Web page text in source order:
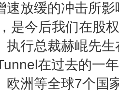
速放缓的冲击所
是今后我们在股
执行总裁赫崐先
在过去的一年
欧洲等全球7个国